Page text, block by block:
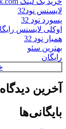
لایسنس نود32
پسورد نود 32
اوکلی لایسنس رایگان
همیار نود 32
بهترین سئو
رایگان
آخرین
بایگانی‌ها